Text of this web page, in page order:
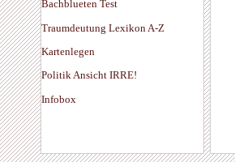
Bachblueten Test
Traumdeutung Lexikon A-Z
Kartenlegen
Politik Ansicht IRRE!
Infobox